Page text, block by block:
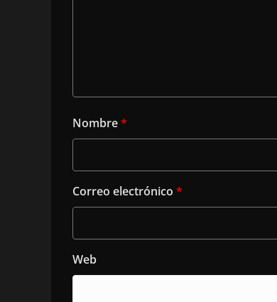
Nombre*
Correo electrónico *
Web